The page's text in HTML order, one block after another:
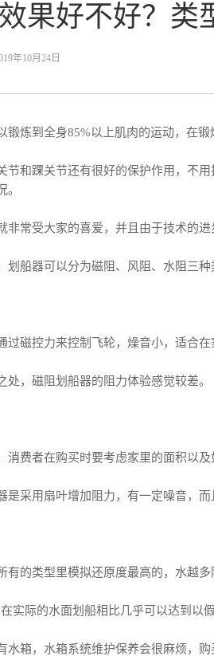
果好不好？类
年10月24日
锻炼到全身85%以上肌肉的运动，在
节和踝关节还有很好的保护作用，不
。
非常受大家的喜爱，并且由于技术的
划船器可以分为磁阻、风阻、水阻三种
过磁控力来控制飞轮，燥音小，适合
处，磁阻划船器的阻力体验感觉较差。
消费者在购买时要考虑家里的面积以及
是采用扇叶增加阻力，有一定噪音，而
有的类型里模拟还原度最高的，水越多
实际的水面划船相比几乎可以达到以
水箱，水箱系统维护保养会很麻烦，